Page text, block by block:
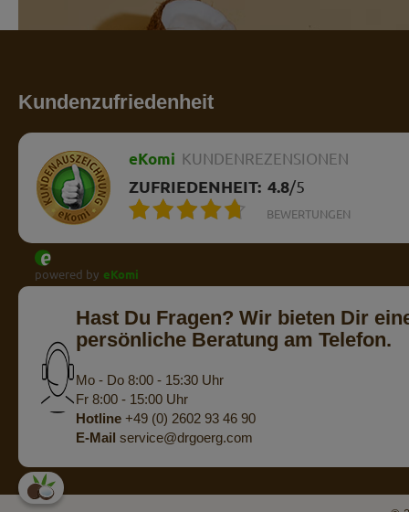
Kundenzufriedenheit
eKomi KUNDENREZENSIONEN
ZUFRIEDENHEIT: 4.8/5
BEWERTUNGEN
powered by eKomi
Hast Du Fragen? Wir bieten Dir
persönliche Beratung am Telefon.
Mo - Do 8:00 - 15:30 Uhr
Fr 8:00 - 15:00 Uhr
Hotline +49 (0) 2602 93 46 90
E-Mail service@drgoerg.com